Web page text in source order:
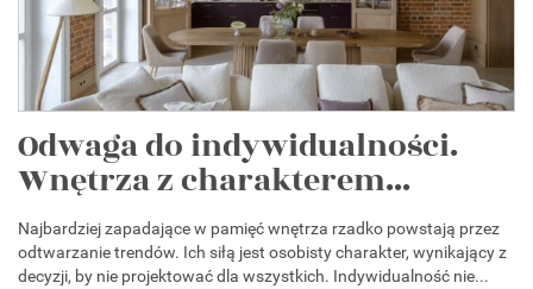
Odwaga do indywidualności.
Wnętrza z charakterem...
Najbardziej zapadające w pamięć wnętrza rzadko powstają przez
odtwarzanie trendów. Ich siłą jest osobisty charakter, wynikający z
decyzji, by nie projektować dla wszystkich. Indywidualność nie...